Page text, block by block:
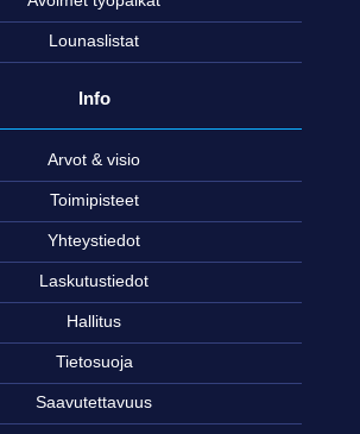
Lounaslistat
Info
Arvot & visio
Toimipisteet
Yhteystiedot
Laskutustiedot
Hallitus
Tietosuoja
Saavutettavuus